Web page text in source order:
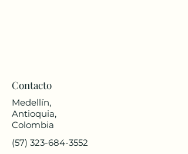
Contacto
Medellín,
Antioquia,
Colombia
(57) 323-684-3552